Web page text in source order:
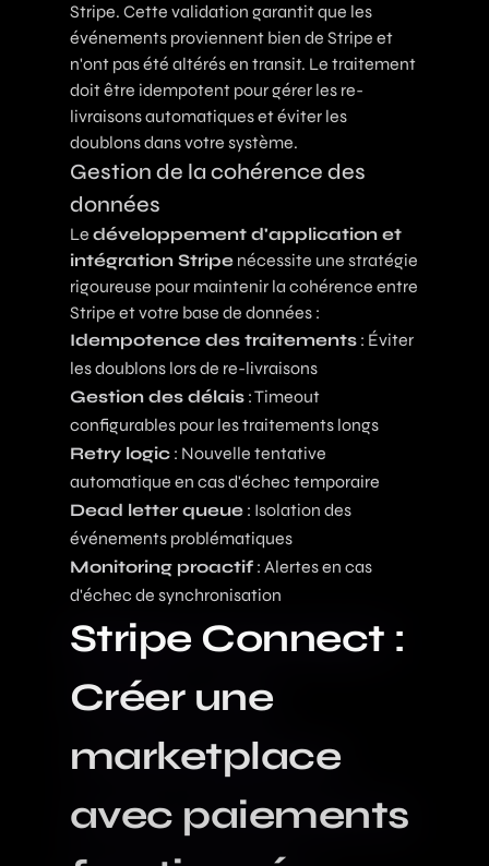
Stripe. Cette validation garantit que les
événements proviennent bien de Stripe et
n'ont pas été altérés en transit. Le traitement
doit être idempotent pour gérer les re-
livraisons automatiques et éviter les
doublons dans votre système.
Gestion de la cohérence des
données
Le développement d'application et
intégration Stripe nécessite une stratégie
rigoureuse pour maintenir la cohérence entre
Stripe et votre base de données :
Idempotence des traitements : Éviter
les doublons lors de re-livraisons
Gestion des délais : Timeout
configurables pour les traitements longs
Retry logic : Nouvelle tentative
automatique en cas d'échec temporaire
Dead letter queue : Isolation des
événements problématiques
Monitoring proactif : Alertes en cas
d'échec de synchronisation
Stripe Connect :
Créer une
marketplace
avec paiements